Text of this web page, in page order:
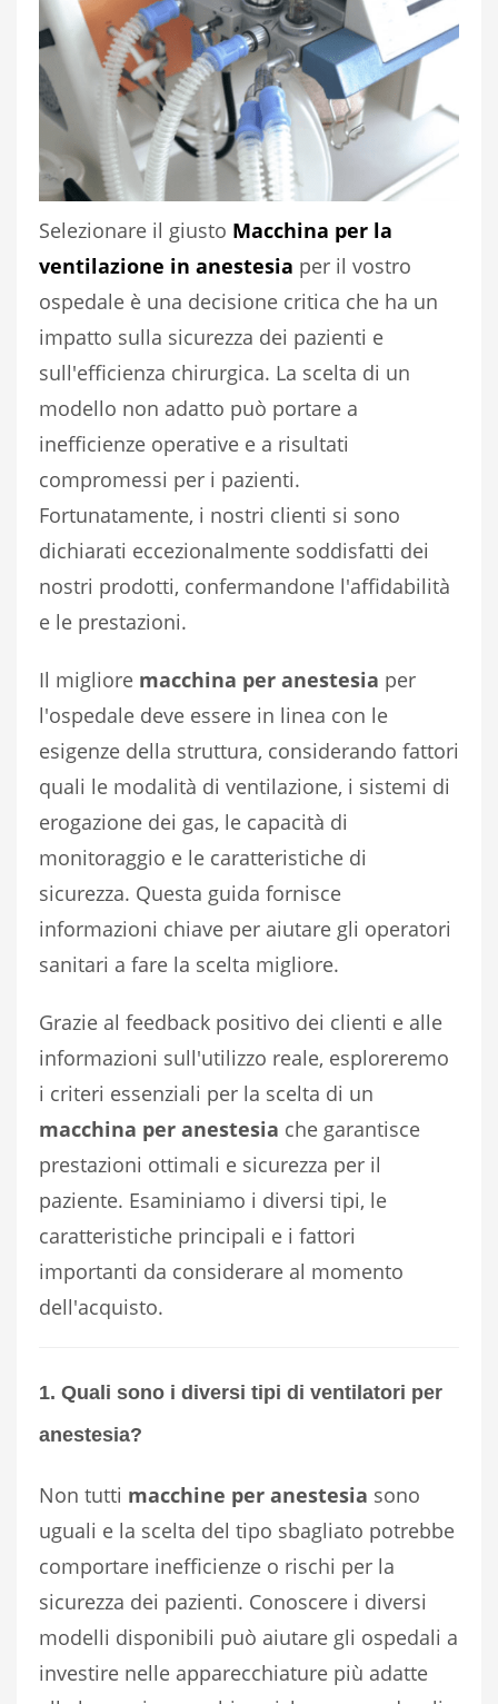
Selezionare il giusto Macchina per la
ventilazione in anestesia per il vostro
ospedale è una decisione critica che ha un
impatto sulla sicurezza dei pazienti e
sull'efficienza chirurgica. La scelta di un
modello non adatto può portare a
inefficienze operative e a risultati
compromessi per i pazienti.
Fortunatamente, i nostri clienti si sono
dichiarati eccezionalmente soddisfatti dei
nostri prodotti, confermandone l'affidabilità
e le prestazioni.
Il migliore macchina per anestesia per
l'ospedale deve essere in linea con le
esigenze della struttura, considerando fattori
quali le modalità di ventilazione, i sistemi di
erogazione dei gas, le capacità di
monitoraggio e le caratteristiche di
sicurezza. Questa guida fornisce
informazioni chiave per aiutare gli operatori
sanitari a fare la scelta migliore.
Grazie al feedback positivo dei clienti e alle
informazioni sull'utilizzo reale, esploreremo
i criteri essenziali per la scelta di un
macchina per anestesia che garantisce
prestazioni ottimali e sicurezza per il
paziente. Esaminiamo i diversi tipi, le
caratteristiche principali e i fattori
importanti da considerare al momento
dell'acquisto.
1. Quali sono i diversi tipi di ventilatori per
anestesia?
Non tutti macchine per anestesia sono
uguali e la scelta del tipo sbagliato potrebbe
comportare inefficienze o rischi per la
sicurezza dei pazienti. Conoscere i diversi
modelli disponibili può aiutare gli ospedali a
investire nelle apparecchiature più adatte